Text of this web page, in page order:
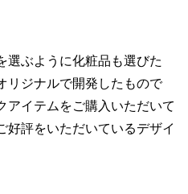
選ぶように化粧品も選びた
リジナルで開発したもので
アイテムをご購入いただいて
好評をいただいているデザイ